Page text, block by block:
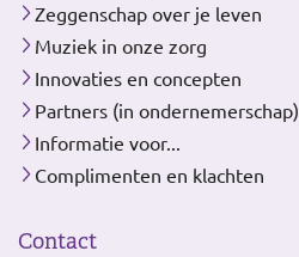
Zeggenschap over je leven
Muziek in onze zorg
Innovaties en concepten
Partners (in ondernemerschap)
Informatie voor...
Complimenten en klachten
Contact